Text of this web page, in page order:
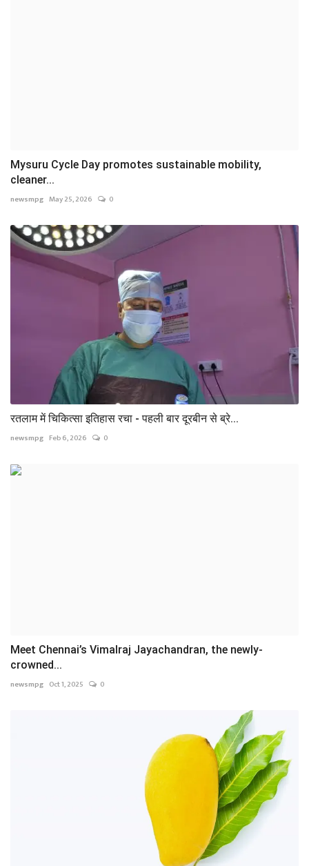
Mysuru Cycle Day promotes sustainable mobility,
cleaner...
newsmpg May 25, 2026 0
रतलाम में चिकित्सा इतिहास रचा - पहली बार दूरबीन से ब्रे...
newsmpg Feb 6, 2026 0
Meet Chennai’s Vimalraj Jayachandran, the newly-
crowned...
newsmpg Oct 1, 2025 0